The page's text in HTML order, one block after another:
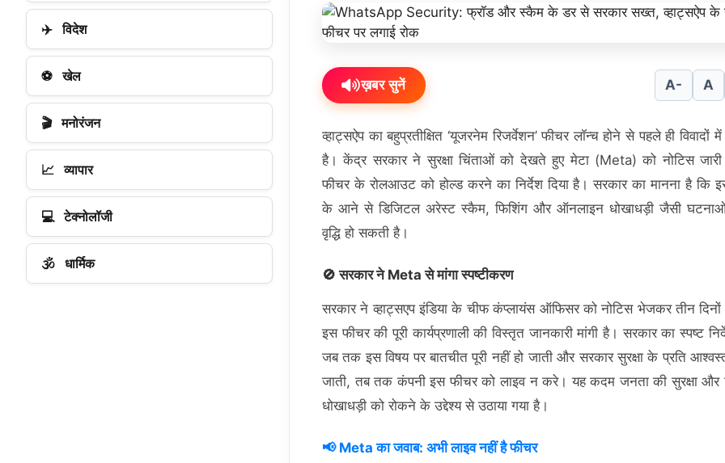
ख़बर सुनें A- A
व्हाट्सऐप का बहुप्रतीक्षित ‘यूजरनेम रिजर्वेशन’ फीचर लॉन्च होने से पहले ही विवादों में
है। केंद्र सरकार ने सुरक्षा चिंताओं को देखते हुए मेटा (Meta) को नोटिस
फीचर के रोलआउट को होल्ड करने का निर्देश दिया है। सरकार का मानना है कि
के आने से डिजिटल अरेस्ट स्कैम, फिशिंग और ऑनलाइन धोखाधड़ी जैसी घटनाओं
वृद्धि हो सकती है।
🚫सरकार ने Meta से मांगा स्पष्टीकरण
सरकार ने व्हाट्सएप इंडिया के चीफ कंप्लायंस ऑफिसर को नोटिस भेजकर तीन
इस फीचर की पूरी कार्यप्रणाली की विस्तृत जानकारी मांगी है। सरकार का स्पष्ट
जब तक इस विषय पर बातचीत पूरी नहीं हो जाती और सरकार सुरक्षा के प्रति
जाती, तब तक कंपनी इस फीचर को लाइव न करे। यह कदम जनता की सुरक्षा और
धोखाधड़ी को रोकने के उद्देश्य से उठाया गया है।
📢 Meta का जवाब: अभी लाइव नहीं है फीचर
✈️ विदेश
⚽ खेल
🎬 मनोरंजन
📈 व्यापार
💻 टेक्नोलॉजी
🕉️ धार्मिक